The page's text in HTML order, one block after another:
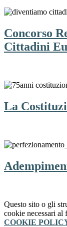
Concorso
Cittadini
La
Questo sito o gli
cookie necessari
COOKIE